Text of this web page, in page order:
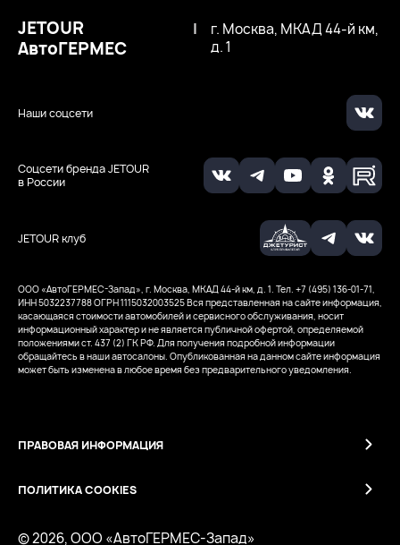
JETOUR клуб
Соцсети бренда JETOUR
в России
Наши соцсети
JETOUR
АвтоГЕРМЕС
|
г. Москва, МКАД 44-й км,
д. 1
ООО ‭«АвтоГЕРМЕС-Запад», г. Москва, МКАД 44-й км, д. 1. Тел. +7 (495) 136-01-71,
ИНН 5032237788ОГРН 1115032003525Вся представленная на сайте информация,
касающаяся стоимости автомобилей и сервисного обслуживания, носит
информационный характер и не является публичной офертой, определяемой
положениями ст. 437 (2) ГК РФ. Для получения подробной информации
обращайтесь в наши автосалоны. Опубликованная на данном сайте информация
может быть изменена в любое время без предварительного уведомления.
© 2026, ООО ‭«АвтоГЕРМЕС-Запад»
ПРАВОВАЯ ИНФОРМАЦИЯ
ПОЛИТИКА COOKIES